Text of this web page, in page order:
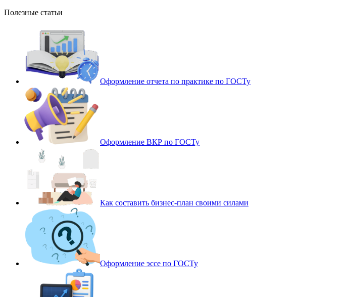
Полезные статьи
Оформление отчета по практике по ГОСТу
Оформление ВКР по ГОСТу
Как составить бизнес-план своими силами
Оформление эссе по ГОСТу